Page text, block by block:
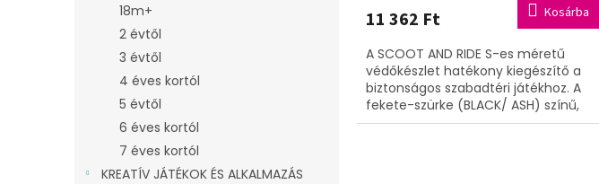
18m+
2 évtől
3 évtől
4 éves kortól
5 évtől
6 éves kortól
7 éves kortól
KREATÍV JÁTÉKOK ÉS ALKALMAZÁS
11 362 Ft Kosárba
A SCOOT AND RIDE S-es méretű
védőkészlet hatékony kiegészítő a
biztonságos szabadtéri játékhoz. A
fekete-szürke (BLACK/ ASH) színű,
térd- és könyökvédőkből álló szett